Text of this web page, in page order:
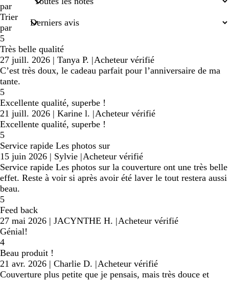
de
recherche
par
Trier
par
5
Très belle qualité
27 juill. 2026 | Tanya P. |Acheteur vérifié
C’est très doux, le cadeau parfait pour l’anniversaire de ma
tante.
5
Excellente qualité, superbe !
21 juill. 2026 | Karine l. |Acheteur vérifié
Excellente qualité, superbe !
5
Service rapide Les photos sur
15 juin 2026 | Sylvie |Acheteur vérifié
Service rapide Les photos sur la couverture ont une très belle
effet. Reste à voir si après avoir été laver le tout restera aussi
beau.
5
Feed back
27 mai 2026 | JACYNTHE H. |Acheteur vérifié
Génial!
4
Beau produit !
21 avr. 2026 | Charlie D. |Acheteur vérifié
Couverture plus petite que je pensais, mais très douce et